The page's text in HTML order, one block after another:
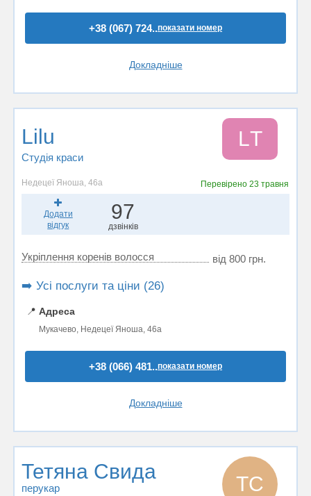
+38 (067) 724..показати номер
Докладніше
Lilu
Студія краси
LТ
Недецеї Яноша, 46а Перевірено23 травня
Додати
відгук
97
дзвінків
Укріплення коренів волосся від 800 грн.
➡️ Усі послуги та ціни (26)
📍 Адреса
Мукачево, Недецеї Яноша, 46а
+38 (066) 481..показати номер
Докладніше
Тетяна Свида
перукар ТС